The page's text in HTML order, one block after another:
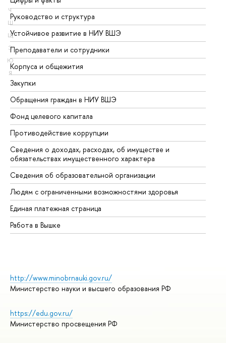
Ч
Ш
Щ
Э
Ю
Я
Руководство и структура
Устойчивое развитие в НИУ ВШЭ
Преподаватели и сотрудники
Корпуса и общежития
Закупки
Обращения граждан в НИУ ВШЭ
Фонд целевого капитала
Противодействие коррупции
Сведения о доходах, расходах, об имуществе и
обязательствах имущественного характера
Сведения об образовательной организации
Людям с ограниченными возможностями здоровья
Единая платежная страница
Работа в Вышке
http://www.minobrnauki.gov.ru/
Министерство науки и высшего образования РФ
https://edu.gov.ru/
Министерство просвещения РФ